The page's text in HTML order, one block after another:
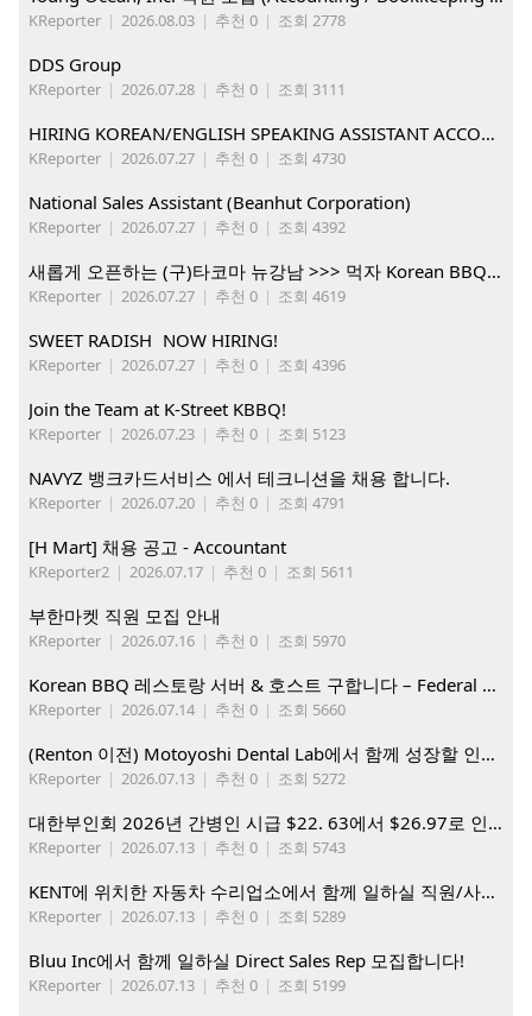
KReporter | 2026.08.03 | 추천 0 | 조회 2778
DDS Group
KReporter | 2026.07.28 | 추천 0 | 조회 3111
HIRING KOREAN/ENGLISH SPEAKING ASSISTANT ACCOUNT MANAGER
KReporter | 2026.07.27 | 추천 0 | 조회 4730
National Sales Assistant (Beanhut Corporation)
KReporter | 2026.07.27 | 추천 0 | 조회 4392
새롭게 오픈하는 (구)타코마 뉴강남 >>> 먹자 Korean BBQ 구인중
KReporter | 2026.07.27 | 추천 0 | 조회 4619
SWEET RADISH NOW HIRING!
KReporter | 2026.07.27 | 추천 0 | 조회 4396
Join the Team at K-Street KBBQ!
KReporter | 2026.07.23 | 추천 0 | 조회 5123
NAVYZ 뱅크카드서비스 에서 테크니션을 채용 합니다.
KReporter | 2026.07.20 | 추천 0 | 조회 4791
[H Mart] 채용 공고 - Accountant
KReporter2 | 2026.07.17 | 추천 0 | 조회 5611
부한마켓 직원 모집 안내
KReporter | 2026.07.16 | 추천 0 | 조회 5970
Korean BBQ 레스토랑 서버 & 호스트 구합니다 – Federal Way & Tacoma $45-$60/hr (server), $21-23/hr (Host)
KReporter | 2026.07.14 | 추천 0 | 조회 5660
(Renton 이전) Motoyoshi Dental Lab에서 함께 성장할 인재를 모십니다.
KReporter | 2026.07.13 | 추천 0 | 조회 5272
대한부인회 2026년 간병인 시급 $22. 63에서 $26.97로 인상. 지금 간병인들을 모집합니다
KReporter | 2026.07.13 | 추천 0 | 조회 5743
KENT에 위치한 자동차 수리업소에서 함께 일하실 직원/사무직원 구합니다.
KReporter | 2026.07.13 | 추천 0 | 조회 5289
Bluu Inc에서 함께 일하실 Direct Sales Rep 모집합니다!
KReporter | 2026.07.13 | 추천 0 | 조회 5199